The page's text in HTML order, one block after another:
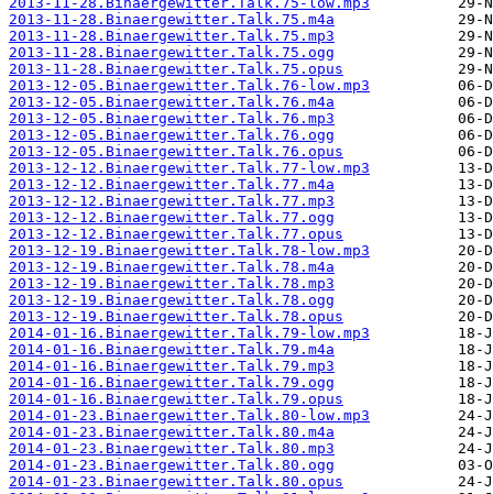
2013-11-28.Binaergewitter.Talk.75.m4a
2013-11-28.Binaergewitter.Talk.75.mp3
2013-11-28.Binaergewitter.Talk.75.ogg
2013-11-28.Binaergewitter.Talk.75.opus
2013-12-05.Binaergewitter.Talk.76-low.mp3
2013-12-05.Binaergewitter.Talk.76.m4a
2013-12-05.Binaergewitter.Talk.76.mp3
2013-12-05.Binaergewitter.Talk.76.ogg
2013-12-05.Binaergewitter.Talk.76.opus
2013-12-12.Binaergewitter.Talk.77-low.mp3
2013-12-12.Binaergewitter.Talk.77.m4a
2013-12-12.Binaergewitter.Talk.77.mp3
2013-12-12.Binaergewitter.Talk.77.ogg
2013-12-12.Binaergewitter.Talk.77.opus
2013-12-19.Binaergewitter.Talk.78-low.mp3
2013-12-19.Binaergewitter.Talk.78.m4a
2013-12-19.Binaergewitter.Talk.78.mp3
2013-12-19.Binaergewitter.Talk.78.ogg
2013-12-19.Binaergewitter.Talk.78.opus
2014-01-16.Binaergewitter.Talk.79-low.mp3
2014-01-16.Binaergewitter.Talk.79.m4a
2014-01-16.Binaergewitter.Talk.79.mp3
2014-01-16.Binaergewitter.Talk.79.ogg
2014-01-16.Binaergewitter.Talk.79.opus
2014-01-23.Binaergewitter.Talk.80-low.mp3
2014-01-23.Binaergewitter.Talk.80.m4a
2014-01-23.Binaergewitter.Talk.80.mp3
2014-01-23.Binaergewitter.Talk.80.ogg
2014-01-23.Binaergewitter.Talk.80.opus